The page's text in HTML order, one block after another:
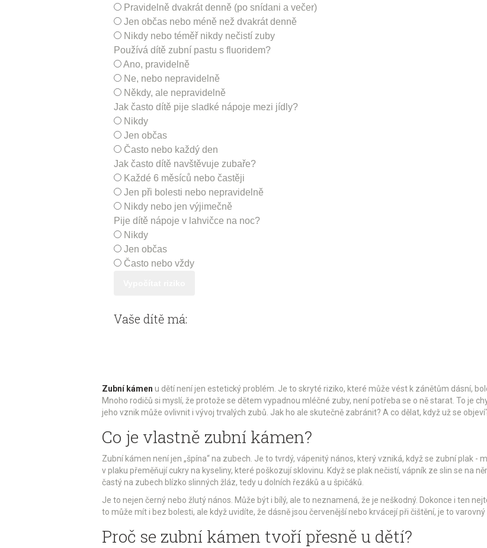
Pravidelně dvakrát denně (po snídani a večer)
Jen občas nebo méně než dvakrát denně
Nikdy nebo téměř nikdy nečistí zuby
Používá dítě zubní pastu s fluoridem?
Ano, pravidelně
Ne, nebo nepravidelně
Někdy, ale nepravidelně
Jak často dítě pije sladké nápoje mezi jídly?
Nikdy
Jen občas
Často nebo každý den
Jak často dítě navštěvuje zubaře?
Každé 6 měsíců nebo častěji
Jen při bolesti nebo nepravidelně
Nikdy nebo jen výjimečně
Pije dítě nápoje v lahvičce na noc?
Nikdy
Jen občas
Často nebo vždy
Vaše dítě má:
Zubní kámen u dětí není jen estetický problém. Je to skryté riziko, které může vést k zánětům dásní,
Mnoho rodičů si myslí, že protože se dětem vypadnou mléčné zuby, není potřeba se o ně starat. To je
jeho vznik může ovlivnit i vývoj trvalých zubů. Jak ho ale skutečně zabránit? A co dělat, když už se
Co je vlastně zubní kámen?
Zubní kámen není jen „špína“ na zubech. Je to tvrdý, vápenitý nános, který vzniká, když se zubní plak
v plaku přeměňují cukry na kyseliny, které poškozují sklovinu. Když se plak nečistí, vápník ze slin se na
častý na zubech blízko slinných žláz, tedy u dolních řezáků a u špičáků.
Je to nejen černý nebo žlutý nános. Může být i bílý, ale to neznamená, že je neškodný. Dokonce i ten
to může mít i bez bolesti, ale když uvidíte, že dásně jsou červenější nebo krvácejí při čištění, je to varovný
Proč se zubní kámen tvoří přesně u dětí?